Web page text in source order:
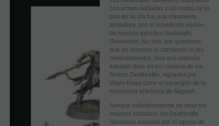
con armas oxidadas y los restos de lo
que en su día fue una imponente
armadura, son el impetérrito núcleo
de muchos ejércitos Soulblight
Gravelords. No solo son guerreros
que no conocen el cansancio ni los
remordimientos, sino que además
trabajan duro en los campos de los
Reinos Deathrattle, vigilados por
Wight Kings como el parangón de la
necrotopía entrópica de Nagash.
Aunque individualmente no sean los
mejores soldados, los Deathrattle
Skeletons avanzan por el campo de